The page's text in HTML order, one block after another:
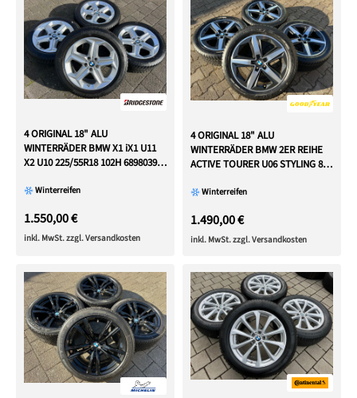
4 ORIGINAL 18" ALU
WINTERRÄDER BMW X1 iX1 U11
X2 U10 225/55R18 102H 6898039
Winterreifen
1.550,00 €
inkl. MwSt. zzgl. Versandkosten
4 ORIGINAL 18" ALU
WINTERRÄDER BMW 2ER REIHE
ACTIVE TOURER U06 STYLING 837
Winterreifen
1.490,00 €
inkl. MwSt. zzgl. Versandkosten